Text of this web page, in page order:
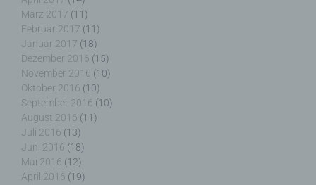
März 2017 (11)
Februar 2017 (11)
Januar 2017 (18)
Dezember 2016 (15)
November 2016 (10)
Oktober 2016 (10)
September 2016 (10)
August 2016 (11)
Juli 2016 (13)
Juni 2016 (18)
Mai 2016 (12)
April 2016 (19)
h) Auftragsverarbeiter
Auftragsverarbeiter ist eine natürliche oder
juristische Person, Behörde, Einrichtung oder
andere Stelle, die personenbezogene Daten im
Auftrag des Verantwortlichen verarbeitet.
i) Empfänger